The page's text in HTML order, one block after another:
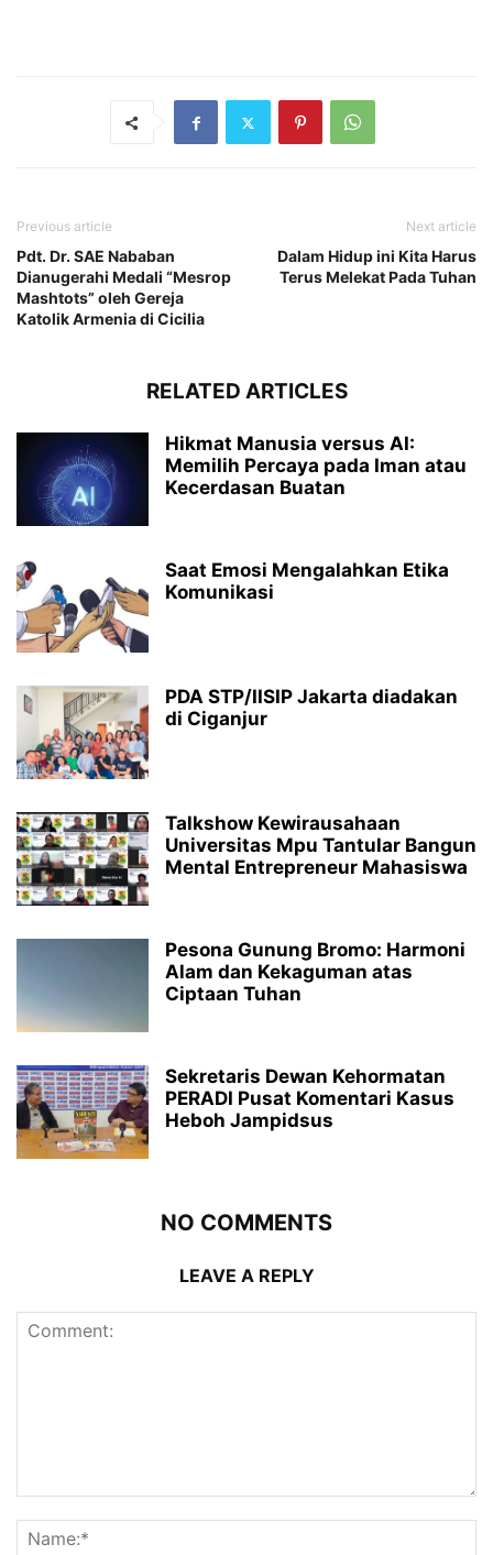
Previous article
Pdt. Dr. SAE Nababan
Dianugerahi Medali “Mesrop
Mashtots” oleh Gereja
Katolik Armenia di Cicilia
Next article
Dalam Hidup ini Kita Harus
Terus Melekat Pada Tuhan
RELATED ARTICLES
Hikmat Manusia versus AI:
Memilih Percaya pada Iman atau
Kecerdasan Buatan
Saat Emosi Mengalahkan Etika
Komunikasi
PDA STP/IISIP Jakarta diadakan
di Ciganjur
Talkshow Kewirausahaan
Universitas Mpu Tantular Bangun
Mental Entrepreneur Mahasiswa
Pesona Gunung Bromo: Harmoni
Alam dan Kekaguman atas
Ciptaan Tuhan
Sekretaris Dewan Kehormatan
PERADI Pusat Komentari Kasus
Heboh Jampidsus
NO COMMENTS
LEAVE A REPLY